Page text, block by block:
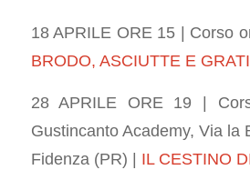
18 APRILE ORE 15 | Corso
BRODO, ASCIUTTE E
28 APRILE ORE 19 |
Gustincanto Academy, Via la
Fidenza (PR) | IL CESTINO